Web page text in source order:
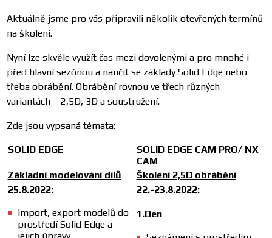
Aktuálně jsme pro vás připravili několik otevřených termínů
na školení.
Nyní lze skvěle využít čas mezi dovolenými a pro mnohé i
před hlavní sezónou a naučit se základy Solid Edge nebo
třeba obrábění. Obrábění rovnou ve třech různých
variantách – 2,5D, 3D a soustružení.
Zde jsou vypsaná témata:
SOLID EDGE
SOLID EDGE CAM PRO/ NX
CAM
Základní modelování dílů
25.8.2022:
Import, export modelů do
prostředí Solid Edge a
jejich úpravy
Školení 2,5D obrábění
22.-23.8.2022:
1.Den